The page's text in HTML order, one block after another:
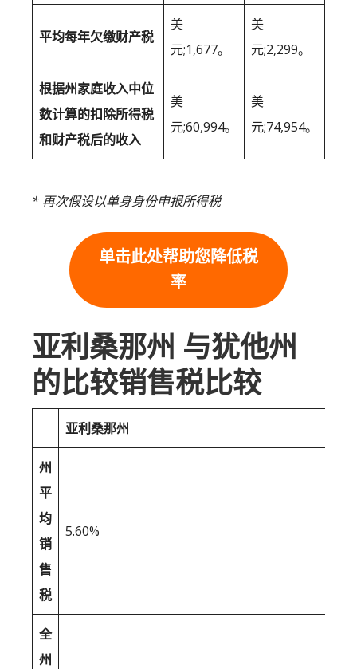
平均每年欠缴财产税
美
元;1,677。
美
元;2,299。
根据州家庭收入中位
数计算的扣除所得税
和财产税后的收入
美
元;60,994。
美
元;74,954。
* 再次假设以单身身份申报所得税
单击此处帮助您降低税
率
亚利桑那州 与犹他州
的比较销售税比较
亚利桑那州
州
平
均
销
售
税
5.60%
全
州